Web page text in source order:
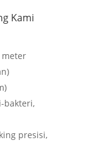
Kami
meter
bakteri,
presisi,